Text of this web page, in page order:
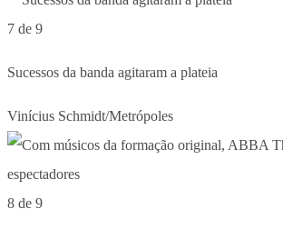
7 de 9
Sucessos da banda agitaram a plateia
Vinícius Schmidt/Metrópoles
8 de 9